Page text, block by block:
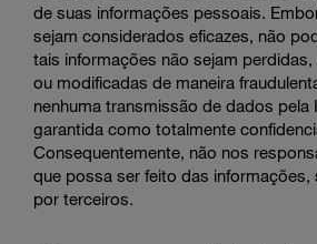
de suas informações pessoais.
sejam considerados eficazes, não
tais informações não sejam
ou modificadas de maneira
nenhuma transmissão de dados pela
garantida como totalmente
Consequentemente, não nos
que possa ser feito das informações,
por terceiros.